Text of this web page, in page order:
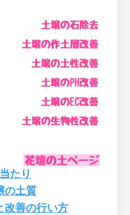
たり
の土質
改善の行い方